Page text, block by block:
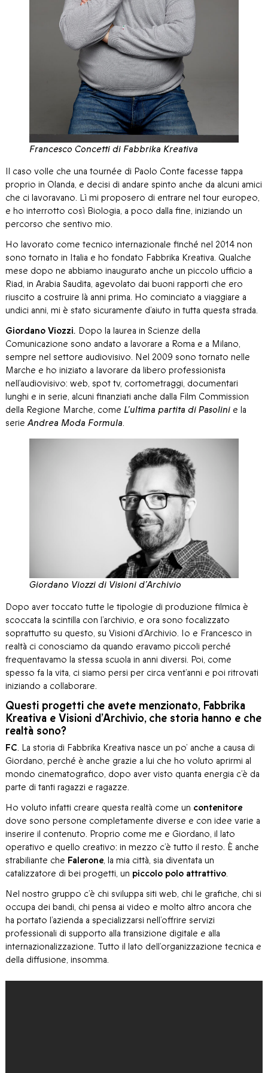
Francesco Concetti di Fabbrika Kreativa
Il caso volle che una tournée di Paolo Conte facesse tappa
proprio in Olanda, e decisi di andare spinto anche da alcuni amici
che ci lavoravano. Lì mi proposero di entrare nel tour europeo,
e ho interrotto così Biologia, a poco dalla fine, iniziando un
percorso che sentivo mio.
Ho lavorato come tecnico internazionale finché nel 2014 non
sono tornato in Italia e ho fondato Fabbrika Kreativa. Qualche
mese dopo ne abbiamo inaugurato anche un piccolo ufficio a
Riad, in Arabia Saudita, agevolato dai buoni rapporti che ero
riuscito a costruire là anni prima. Ho cominciato a viaggiare a
undici anni, mi è stato sicuramente d’aiuto in tutta questa strada.
Giordano Viozzi. Dopo la laurea in Scienze della
Comunicazione sono andato a lavorare a Roma e a Milano,
sempre nel settore audiovisivo. Nel 2009 sono tornato nelle
Marche e ho iniziato a lavorare da libero professionista
nell’audiovisivo: web, spot tv, cortometraggi, documentari
lunghi e in serie, alcuni finanziati anche dalla Film Commission
della Regione Marche, come L’ultima partita di Pasolini e la
serieAndrea Moda Formula.
Giordano Viozzi di Visioni d’Archivio
Dopo aver toccato tutte le tipologie di produzione filmica è
scoccata la scintilla con l’archivio, e ora sono focalizzato
soprattutto su questo, su Visioni d’Archivio. Io e Francesco in
realtà ci conosciamo da quando eravamo piccoli perché
frequentavamo la stessa scuola in anni diversi. Poi, come
spesso fa la vita, ci siamo persi per circa vent’anni e poi ritrovati
iniziando a collaborare.
Questi progetti che avete menzionato, Fabbrika
Kreativa e Visioni d’Archivio, che storia hanno e che
realtà sono?
FC. La storia di Fabbrika Kreativa nasce un po’ anche a causa di
Giordano, perché è anche grazie a lui che ho voluto aprirmi al
mondo cinematografico, dopo aver visto quanta energia c’è da
parte di tanti ragazzi e ragazze.
Ho voluto infatti creare questa realtà come un contenitore
dove sono persone completamente diverse e con idee varie a
inserire il contenuto. Proprio come me e Giordano, il lato
operativo e quello creativo: in mezzo c’è tutto il resto. È anche
strabiliante che Falerone, la mia città, sia diventata un
catalizzatore di bei progetti, un piccolo polo attrattivo.
Nel nostro gruppo c’è chi sviluppa siti web, chi le grafiche, chi si
occupa dei bandi, chi pensa ai video e molto altro ancora che
ha portato l’azienda a specializzarsi nell’offrire servizi
professionali di supporto alla transizione digitale e alla
internazionalizzazione. Tutto il lato dell’organizzazione tecnica e
della diffusione, insomma.